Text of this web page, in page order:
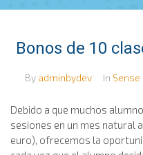
Bonos de 10
By adminbydev In
Debido a que muchos
sesiones en un mes natural
euro), ofrecemos la